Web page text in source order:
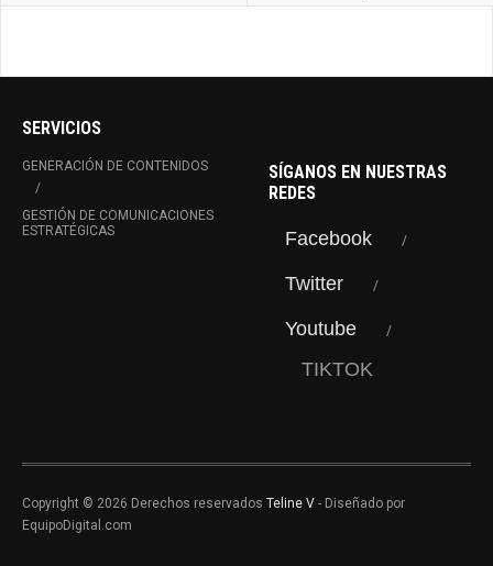
SERVICIOS
GENERACIÓN DE CONTENIDOS
GESTIÓN DE COMUNICACIONES
ESTRATÉGICAS
SÍGANOS EN NUESTRAS
REDES
Facebook
Twitter
Youtube
TIKTOK
Copyright © 2026 Derechos reservados Teline V - Diseñado por
EquipoDigital.com